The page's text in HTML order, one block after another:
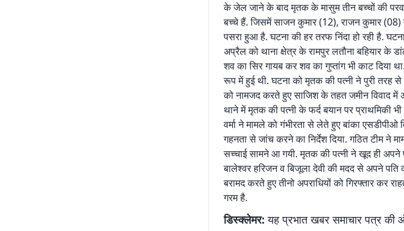
के जेल जाने के बाद मृतक के मासुम तीन बच्चों की
बच्चे हैं. जिसमें साजन कुमार (12), राजन कुमार (08)
पसरा हुआ है. घटना की हर तरफ निंदा हो रही है.
अप्रैल को थाना क्षेत्र के रामपुर लतौना बहियार के
शव का सिर गायब कर शव का गुप्तांग भी काट दिया
रूप में हुई थी. घटना को मृतक की पत्नी ने पुरी तरह
को नामजद करते हुए साजिश के तहत जमीन विवाद में
थाने में मृतक की पत्नी के फर्द बयान पर प्राथमिकी
वर्मा ने मामले को गंभीरता से लेते हुए बांका
गहनता से जांच करने का निर्देश दिया. गठित टीम ने
सच्चाई सामने आ गयी. मृतक की पत्नी ने खूद ही अपने
बालेश्वर हरिजन व बिजूला देवी की मदद से अपने पति
बरामद करते हुए तीनो अपराधियों को गिरफ्तार कर
गरम है.
डिस्क्लेमर: यह प्रभात खबर समाचार पत्र